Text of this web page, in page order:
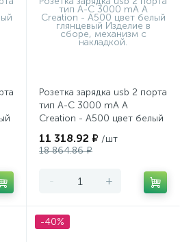
Розетка зарядка usb 2 порта
тип А-С 3000 mA A
Creation - A500 цвет белый
11 318.92 ₽ /шт
18 864.86 ₽
- +
-40%